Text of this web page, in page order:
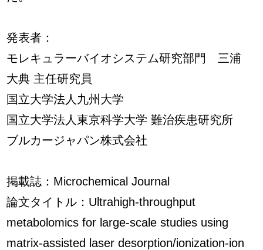
発表者：
モレキュラーバイオシステム研究部門 三浦
大典 主任研究員
国立大学法人九州大学
国立大学法人東京科学大学 難治疾患研究所
ブルカージャパン株式会社
掲載誌：Microchemical Journal
論文タイトル：Ultrahigh-throughput
metabolomics for large-scale studies using
matrix-assisted laser desorption/ionization-ion